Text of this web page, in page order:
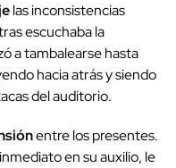
las inconsistencias
escuchaba la
a tambalearse hasta
hacia atrás y siendo
del auditorio.
entre los presentes.
en su auxilio, le